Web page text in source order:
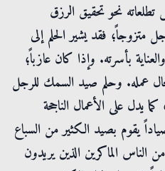
نحو تحقيق الرزق
متزوجاً؛ فقد يشير الحلم إلى
بأسرته. وإذا كان عازباً؛
عمله. وحلم صيد السمك للرجل
يدل على الأعمال الناجحة
يقوم بصيد الكثير من السباع
الناس الماكرين الذين يريدون